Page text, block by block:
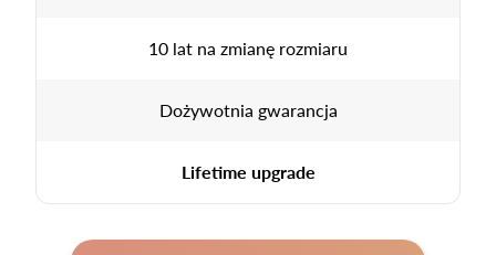
10 lat na zmianę rozmiaru
Dożywotnia gwarancja
Lifetime upgrade